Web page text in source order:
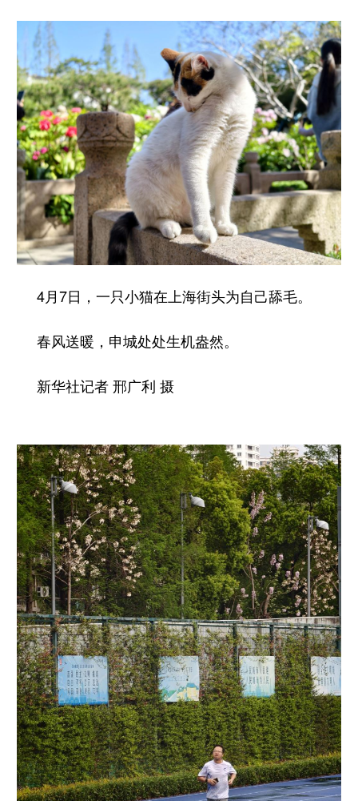
4月7日，一只小猫在上海街头为自己舔毛。
春风送暖，申城处处生机盎然。
新华社记者 邢广利 摄